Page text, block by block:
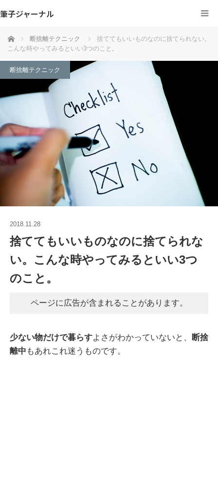
筆子ジャーナル
ホーム 断捨離テクニック
捨ててもいいものなのに捨てられない。
こんな時やってみるといい3つのこと。
断捨離テクニック
2018.11.28
捨ててもいいものなのに捨てられな
い。こんな時やってみるといい3つ
のこと。
ページに広告が含まれることがあります。
少ない物だけで暮らすよさがわかっていないと、
断捨
離中 もあれこれ迷うものです。